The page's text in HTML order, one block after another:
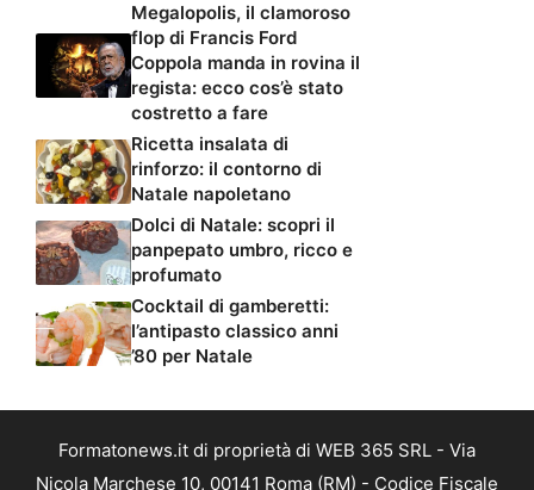
Megalopolis, il clamoroso
flop di Francis Ford
Coppola manda in rovina il
regista: ecco cos’è stato
costretto a fare
Ricetta insalata di
rinforzo: il contorno di
Natale napoletano
Dolci di Natale: scopri il
panpepato umbro, ricco e
profumato
Cocktail di gamberetti:
l’antipasto classico anni
’80 per Natale
Formatonews.it di proprietà di WEB 365 SRL - Via
Nicola Marchese 10, 00141 Roma (RM) - Codice Fiscale